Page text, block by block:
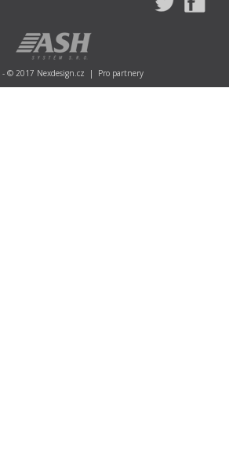
- © 2017 Nexdesign.cz | Pro partnery